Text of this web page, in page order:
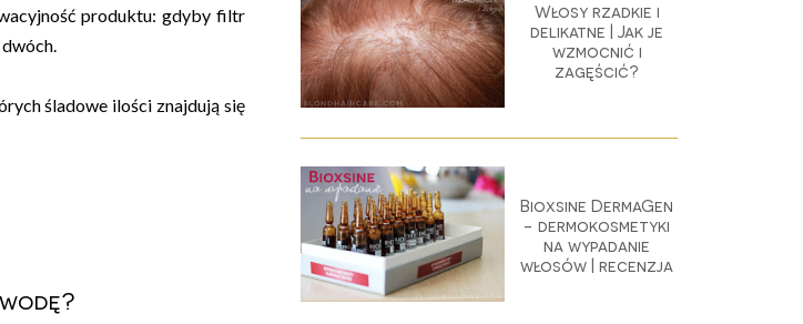
produktu: gdyby filtr
śladowe ilości znajdują się
Włosy rzadkie i
delikatne | Jak je
wzmocnić i
zagęścić?
Bioxsine DermaGen
- dermokosmetyki
na wypadanie
włosów | recenzja